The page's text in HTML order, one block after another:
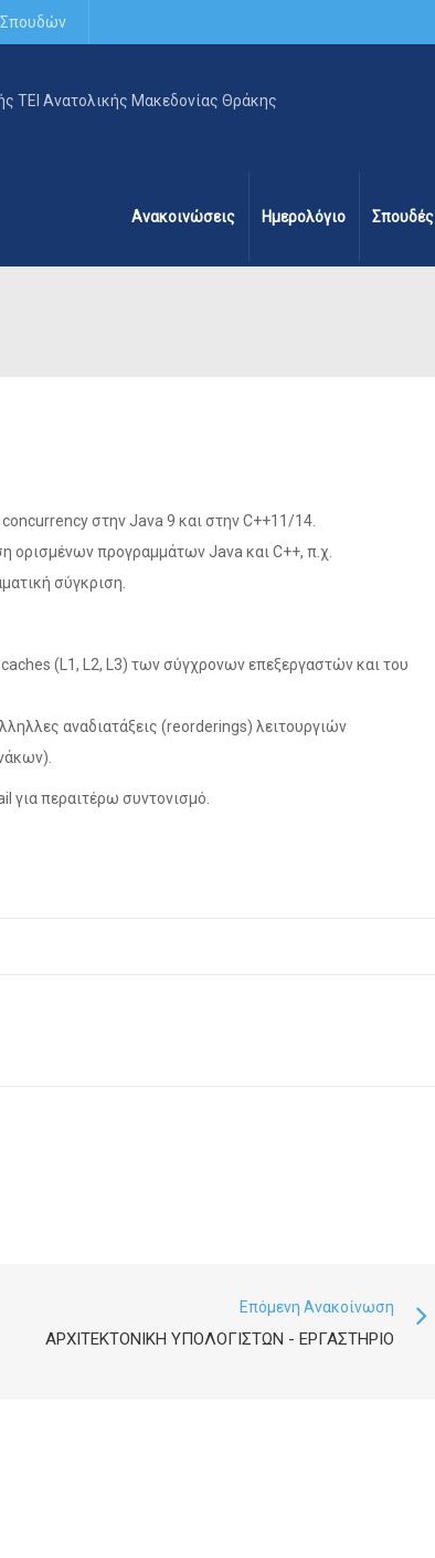
Ανακοινώσεις Ημερολόγιο Σπουδές
στην Java 9 και στην C++11/14.
ορισμένων προγραμμάτων Java και C++, π.χ.
σύγκριση.
(L1, L2, L3) των σύγχρονων επεξεργαστών και του
αναδιατάξεις (reorderings) λειτουργιών
για περαιτέρω συντονισμό.
Επόμενη Ανακοίνωση
ΑΡΧΙΤΕΚΤΟΝΙΚΉ ΥΠΟΛΟΓΙΣΤΏΝ - ΕΡΓΑΣΤΉΡΙΟ